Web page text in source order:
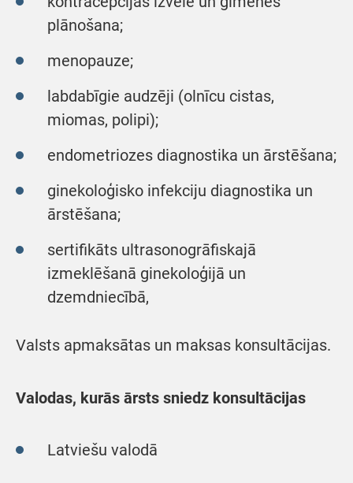
plānošana;
menopauze;
labdabīgie audzēji (olnīcu cistas,
miomas, polipi);
endometriozes diagnostika un ārstēšana;
ginekoloģisko infekciju diagnostika un
ārstēšana;
sertifikāts ultrasonogrāfiskajā
izmeklēšanā ginekoloģijā un
dzemdniecībā,
Valsts apmaksātas un maksas konsultācijas.
Valodas, kurās ārsts sniedz konsultācijas
Latviešu valodā